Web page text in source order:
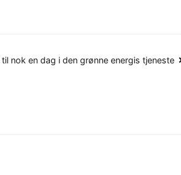
til nok en dag i den grønne energis tjeneste